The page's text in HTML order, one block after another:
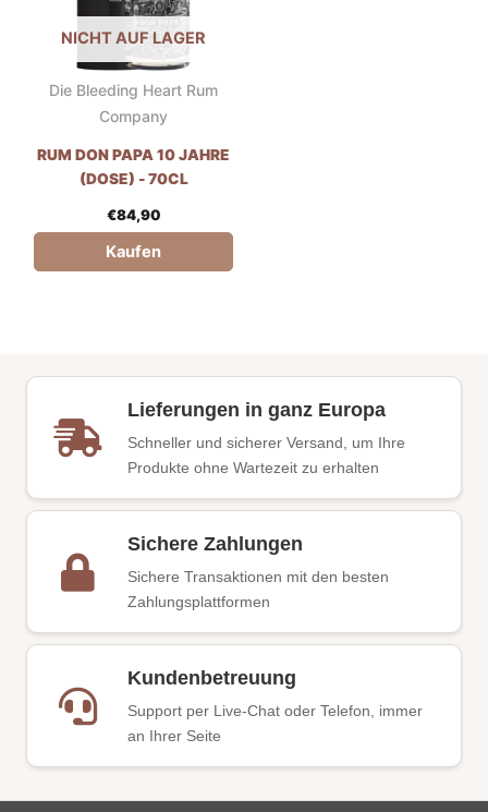
NICHT AUF LAGER
Die Bleeding Heart Rum
Company
RUM DON PAPA 10 JAHRE
(DOSE) - 70CL
€84,90
Kaufen
Lieferungen in ganz Europa
Schneller und sicherer Versand, um Ihre
Produkte ohne Wartezeit zu erhalten
Sichere Zahlungen
Sichere Transaktionen mit den besten
Zahlungsplattformen
Kundenbetreuung
Support per Live-Chat oder Telefon, immer
an Ihrer Seite